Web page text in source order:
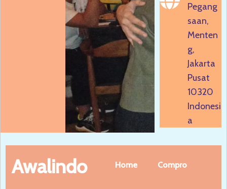
Pegang
saan,
Menten
g,
Jakarta
Pusat
10320
Indonesi
a
Awalindo Home Compro